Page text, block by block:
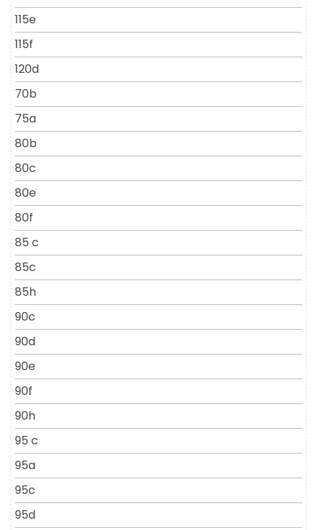
115e
115f
120d
70b
75a
80b
80c
80e
80f
85 c
85c
85h
90c
90d
90e
90f
90h
95 c
95a
95c
95d